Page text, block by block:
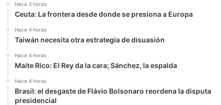
Hace 3 horas
Ceuta: La frontera desde donde se presiona a Europa
Hace 4 horas
Taiwán necesita otra estrategia de disuasión
Hace 4 horas
Maite Rico: El Rey da la cara; Sánchez, la espalda
Hace 4 horas
Brasil: el desgaste de Flávio Bolsonaro reordena la disputa
presidencial